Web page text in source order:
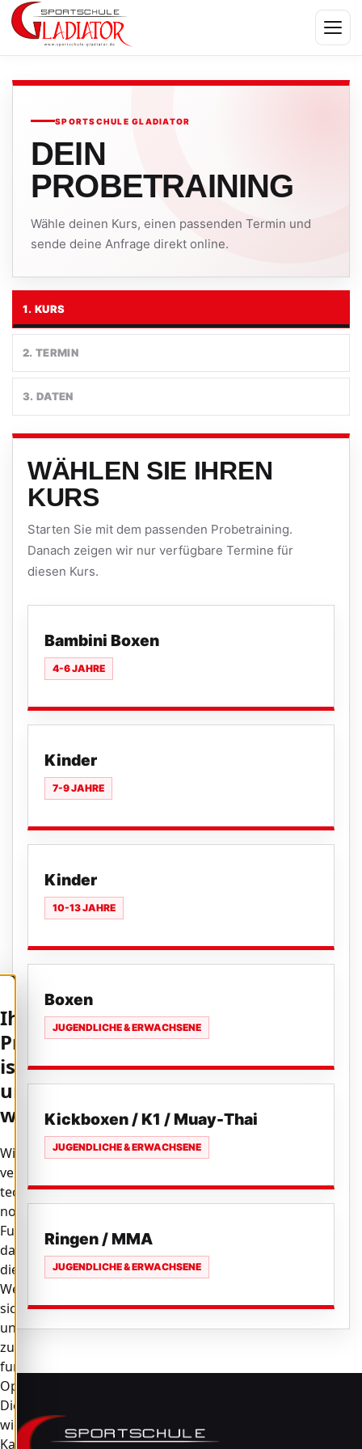
SPORTSCHULE GLADIATOR
DEIN
PROBETRAINING
Wähle deinen Kurs, einen passenden Termin und
sende deine Anfrage direkt online.
1. KURS
2. TERMIN
3. DATEN
WÄHLEN SIE IHREN
KURS
Starten Sie mit dem passenden Probetraining.
Danach zeigen wir nur verfügbare Termine für
diesen Kurs.
Bambini Boxen
4-6 JAHRE
Kinder
7-9 JAHRE
Kinder
10-13 JAHRE
Boxen
JUGENDLICHE & ERWACHSENE
Kickboxen / K1 / Muay-Thai
JUGENDLICHE & ERWACHSENE
Ringen / MMA
JUGENDLICHE & ERWACHSENE
Ihre
Privatsphäre
ist
uns
wichtig
Wir
verwenden
technisch
notwendige
Funktionen,
damit
diese
Website
sicher
und
zuverlässig
funktioniert.
Optionale
Dienste,
wie
Karten,